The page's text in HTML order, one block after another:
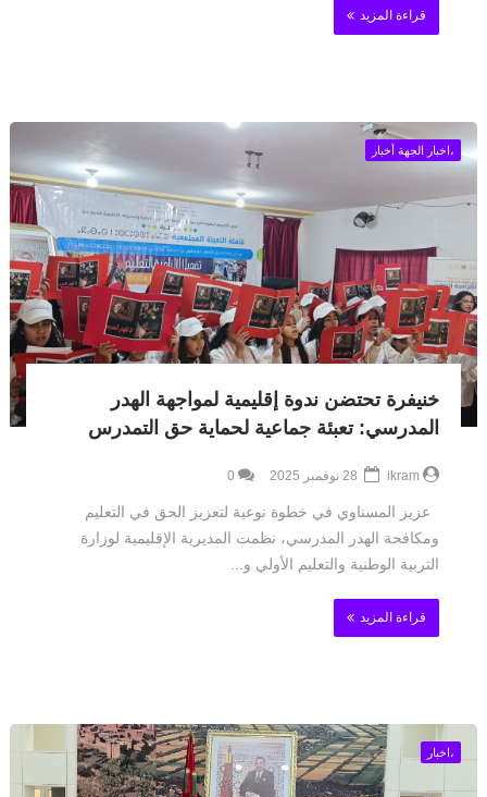
قراءة المزيد
،اخبار الجهة أخبار
خنيفرة تحتضن ندوة إقليمية لمواجهة الهدر
المدرسي: تعبئة جماعية لحماية حق التمدرس
ikram
0
عزيز المسناوي في خطوة نوعية لتعزيز الحق في التعليم
ومكافحة الهدر المدرسي، نظمت المديرية الإقليمية لوزارة
التربية الوطنية والتعليم الأولي و...
قراءة المزيد
،اخبار